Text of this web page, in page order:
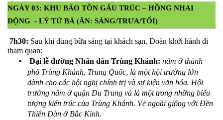
NGÀY 03: KHU BẢO TỒN GẤU TRÚC – HỒNG NHAI
ĐỘNG  - LÝ TỬ BÁ (ĂN: SÁNG/TRƯA/TỐI)
7h30: Sau khi dùng bữa sáng tại khách sạn. Đoàn khởi hành đi
tham quan:
Đại lễ đường Nhân dân Trùng Khánh: nằm ở thành
phố Trùng Khánh, Trung Quốc, là một hội trường lớn
dành cho các hội nghị chính trị và sự kiện văn hóa. Hội
trường nằm ở quận Du Trung và là một trong những biểu
tượng kiến ​​trúc của Trùng Khánh. Vẻ ngoài giống với Đền
Thiên Đàn ở Bắc Kinh.